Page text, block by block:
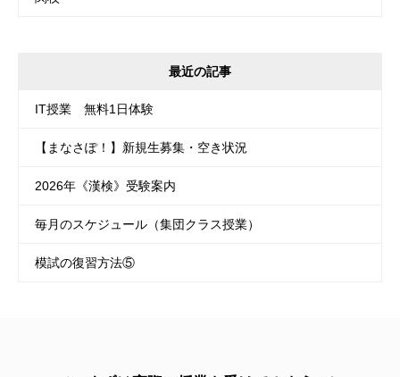
最近の記事
IT授業 無料1日体験
【まなさぽ！】新規生募集・空き状況
2026年《漢検》受験案内
毎月のスケジュール（集団クラス授業）
模試の復習方法⑤